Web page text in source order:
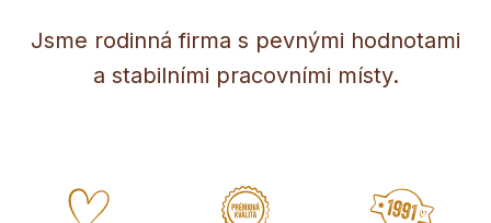
Jsme rodinná firma s pevnými hodnotami
a stabilními pracovními místy.